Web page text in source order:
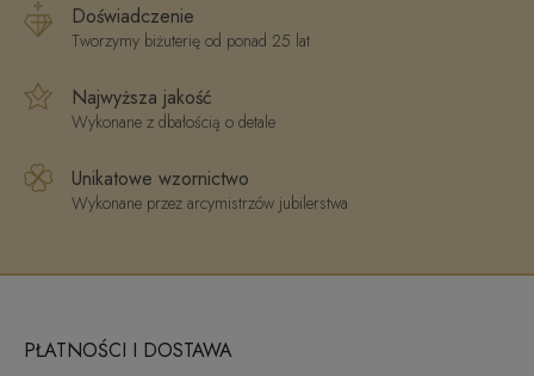
Doświadczenie
Tworzymy biżuterię od ponad 25 lat
Najwyższa jakość
Wykonane z dbałością o detale
Unikatowe wzornictwo
Wykonane przez arcymistrzów jubilerstwa
PŁATNOŚCI I DOSTAWA